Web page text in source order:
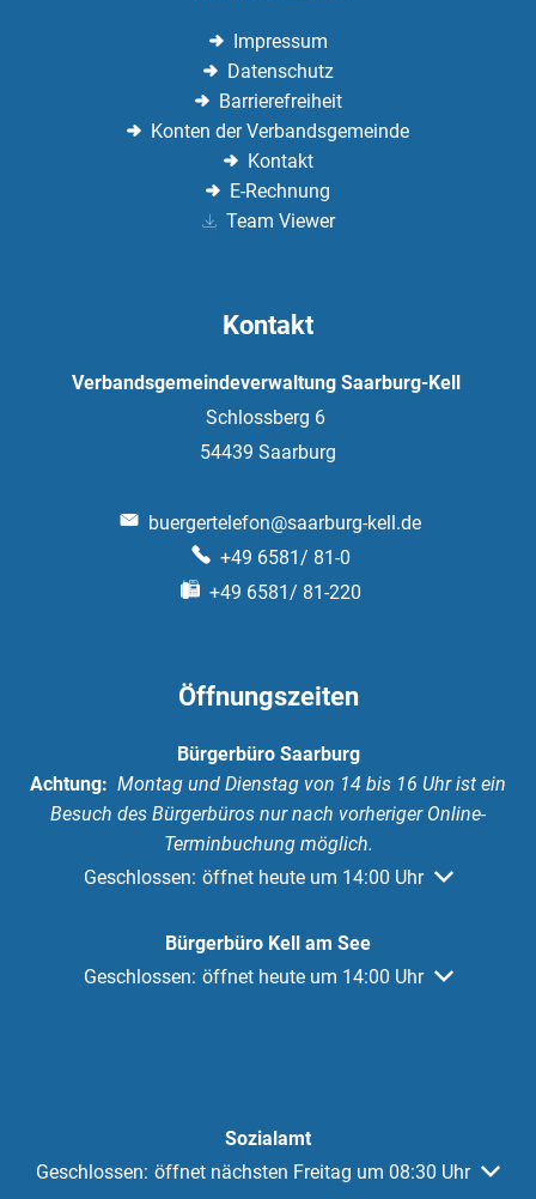
Impressum
Datenschutz
Barrierefreiheit
Konten der Verbandsgemeinde
Kontakt
E-Rechnung
Team Viewer
Kontakt
Verbandsgemeindeverwaltung Saarburg-Kell
Schlossberg 6
54439 Saarburg
buergertelefon@saarburg-kell.de
+49 6581/ 81-0
+49 6581/ 81-220
Öffnungszeiten
Bürgerbüro Saarburg
Achtung: Montag und Dienstag von 14 bis 16 Uhr ist ein
Besuch des Bürgerbüros nur nach vorheriger Online-
Terminbuchung möglich.
Klicken, um weitere Öffnungs- oder Schließzeiten
Geschlossen: öffnet heute um 14:00 Uhr
Bürgerbüro Kell am See
Klicken, um weitere Öffnungs- oder Schließzeiten
Geschlossen: öffnet heute um 14:00 Uhr
Sozialamt
Klicken, um weitere Öffnungs- oder Schließzeiten
Geschlossen: öffnet nächsten Freitag um 08:30 Uhr